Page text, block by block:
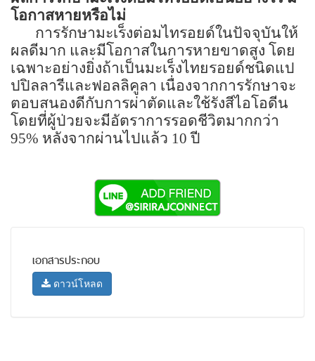
โอกาสหายหรือไม่
การรักษามะเร็งต่อมไทรอยด์ในปัจจุบันให้
ผลดีมาก และมีโอกาสในการหายขาดสูง โดย
เฉพาะอย่างยิ่งถ้าเป็นมะเร็งไทยรอยด์ชนิดแป
ปปิลลารีและฟอลลิคูลา เนื่องจากการรักษาจะ
ตอบสนองดีกับการผ่าตัดและใช้รังสีไอโอดีน
โดยที่ผู้ป่วยจะมีอัตราการรอดชีวิตมากกว่า
95% หลังจากผ่านไปแล้ว 10 ปี
เอกสารประกอบ
ดาวน์โหลด